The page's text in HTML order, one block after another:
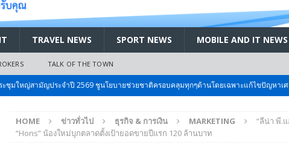
TRAVEL NEWS SPORT NEWS MOBILE AND IT NEWS
TALK OF THE TOWN
ชุมใหญ่สามัญประจำปี 2569 ชูนโยบายช่วยชาติครอบคลุมทุกๆด้านโดยเฉพาะแก้ไขปัญหาเศ
รมยานยนต์ The 47th Bangkok International Motor 2026 ที่คนรักรถ ไม่ควรพลาด 25 มีค.
HOME ข่าวทั่วไป ธุรกิจ & การเงิน MARKETING
“ลีน่า พี.
“Hons” น้องใหม่บุกตลาดตั้งเป้ายอดขายปีแรก 120 ล้านบาท